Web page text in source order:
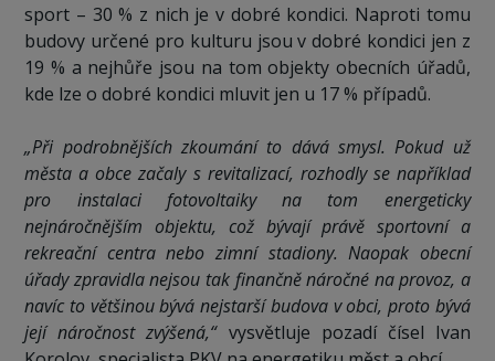
sport – 30 % z nich je v dobré kondici. Naproti tomu
budovy určené pro kulturu jsou v dobré kondici jen z
19 % a nejhůře jsou na tom objekty obecních úřadů,
kde lze o dobré kondici mluvit jen u 17 % případů.
„Při podrobnějších zkoumání to dává smysl. Pokud už
města a obce začaly s revitalizací, rozhodly se například
pro instalaci fotovoltaiky na tom energeticky
nejnáročnějším objektu, což bývají právě sportovní a
rekreační centra nebo zimní stadiony. Naopak obecní
úřady zpravidla nejsou tak finančně náročné na provoz, a
navíc to většinou bývá nejstarší budova v obci, proto bývá
její náročnost zvýšená,“vysvětluje pozadí čísel Ivan